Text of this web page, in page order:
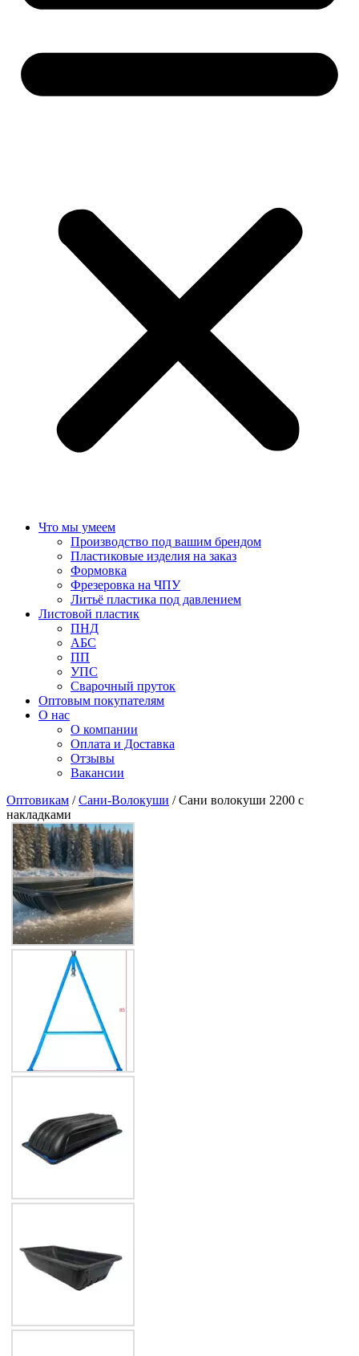
Что мы умеем
Производство под вашим брендом
Пластиковые изделия на заказ
Формовка
Фрезеровка на ЧПУ
Литьё пластика под давлением
Листовой пластик
ПНД
АБС
ПП
УПС
Сварочный пруток
Оптовым покупателям
О нас
О компании
Оплата и Доставка
Отзывы
Вакансии
Оптовикам /Сани-Волокуши / Сани волокуши 2200 с
накладками